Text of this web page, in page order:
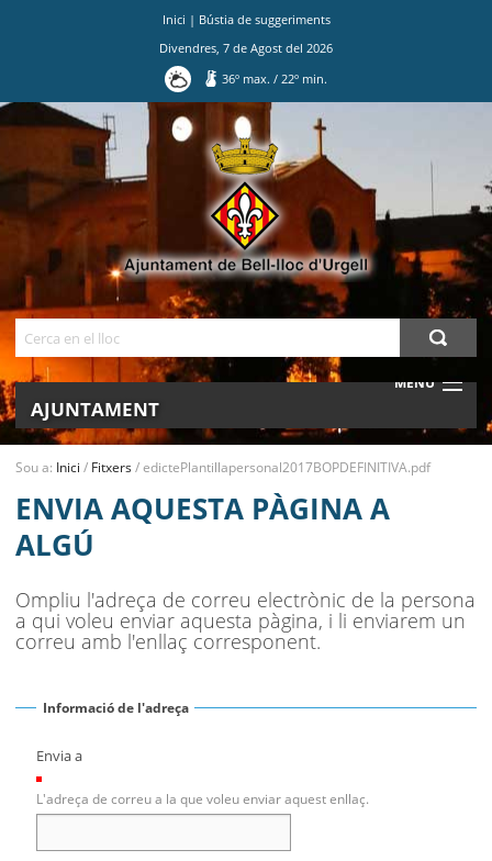
Inici | Bústia de suggeriments
Divendres 7 de Agost del 2026
36º max./ 22º min.
MENU
AJUNTAMENT
SEU ELECTRÒNICA
BELL-LLOC SOLUCIONA
Sou a: Inici / Fitxers/edictePlantillapersonal2017BOPDEFINITIVA.pdf
ENVIA AQUESTA PÀGINA A
ALGÚ
Ompliu l'adreça de correu electrònic de la persona
a qui voleu enviar aquesta pàgina, i li enviarem un
correu amb l'enllaç corresponent.
Informació de l'adreça
Envia a
L'adreça de correu a la que voleu enviar aquest enllaç.